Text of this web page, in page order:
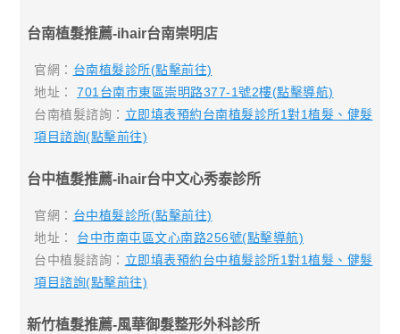
台南植髮推薦-ihair台南崇明店
官網： 台南植髮診所(點擊前往)
地址：701台南市東區崇明路377-1號2樓(點擊導航)
台南植髮諮詢： 立即填表預約台南植髮診所1對1植髮、健髮
項目諮詢(點擊前往)
台中植髮推薦-ihair台中文心秀泰診所
官網： 台中植髮診所(點擊前往)
地址： 台中市南屯區文心南路256號(點擊導航)
台中植髮諮詢： 立即填表預約台中植髮診所1對1植髮、健髮
項目諮詢(點擊前往)
新竹植髮推薦-風華御髮整形外科診所